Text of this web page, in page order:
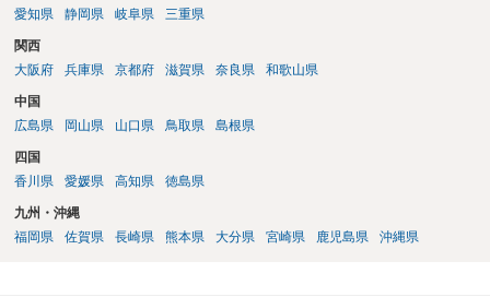
愛知県
静岡県 岐阜県 三重県
関西
大阪府
兵庫県 京都府 滋賀県 奈良県 和歌山県
中国
広島県
岡山県 山口県 鳥取県 島根県
四国
香川県
愛媛県 高知県 徳島県
九州・沖縄
福岡県
佐賀県 長崎県 熊本県 大分県 宮崎県 鹿児島県 沖縄県